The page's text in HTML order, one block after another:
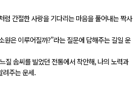
럼 간절한 사랑을 기다리는 마음을 풀어내는 짝사
원은 이루어질까?”라는 질문에 답해주는 길일 운
질 솜씨를 빌었던 전통에서 착안해, 나의 노력과
려주는 운세.